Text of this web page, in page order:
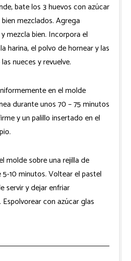
bate los 3 huevos con azúcar
mezclados. Agrega
mezcla bien. Incorpora el
harina, el polvo de hornear y las
nueces y revuelve.
en el molde
durante unos 70 – 75 minutos
y un palillo insertado en el
molde sobre una rejilla de
10 minutos. Voltear el pastel
servir y dejar enfriar
con azúcar glas